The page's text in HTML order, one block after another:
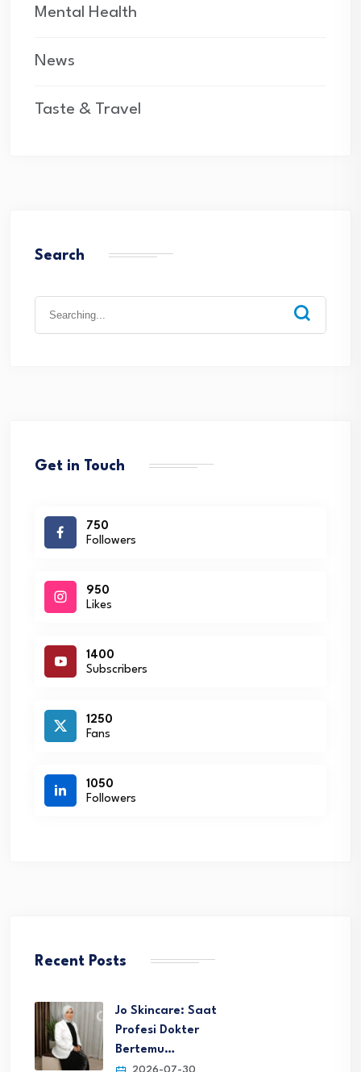
Mental Health
News
Taste & Travel
Search
Search
for:
Get in Touch
750
Followers
950
Likes
1400
Subscribers
1250
Fans
1050
Followers
Recent Posts
Jo Skincare: Saat
Profesi Dokter
Bertemu…